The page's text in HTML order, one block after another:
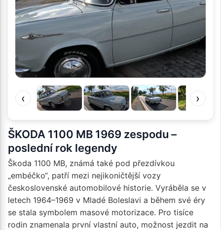
‹ ›
ŠKODA 1100 MB 1969 zespodu –
poslední rok legendy
Škoda 1100 MB, známá také pod přezdívkou
„embéčko“, patří mezi nejikoničtější vozy
československé automobilové historie. Vyráběla se v
letech 1964–1969 v Mladé Boleslavi a během své éry
se stala symbolem masové motorizace. Pro tisíce
rodin znamenala první vlastní auto, možnost jezdit na